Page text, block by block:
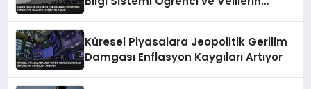
Küresel Piyasalara Jeopolitik Gerilim
Damgası Enflasyon Kaygıları Artıyor